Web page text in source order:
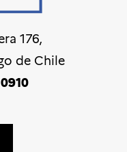
176,
de Chile